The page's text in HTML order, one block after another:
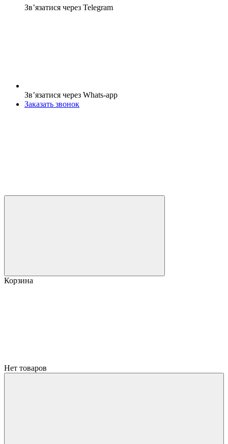
Зв’язатися через Telegram
Зв’язатися через Whats-app
Заказать звонок
Корзина
Нет товаров